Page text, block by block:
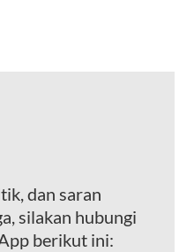
dan saran
silakan hubungi
berikut ini: